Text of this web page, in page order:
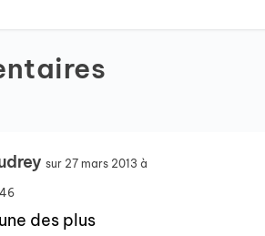
sur 27 mars 2013 à
des plus